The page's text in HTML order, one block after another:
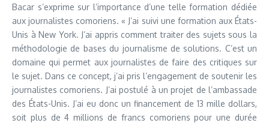
Bacar s’exprime sur l’importance d’une telle formation dédiée
aux journalistes comoriens. « J’ai suivi une formation aux États-
Unis à New York. J’ai appris comment traiter des sujets sous la
méthodologie de bases du journalisme de solutions. C’est un
domaine qui permet aux journalistes de faire des critiques sur
le sujet. Dans ce concept, j’ai pris l’engagement de soutenir les
journalistes comoriens. J’ai postulé à un projet de l’ambassade
des États-Unis. J’ai eu donc un financement de 13 mille dollars,
soit plus de 4 millions de francs comoriens pour une durée